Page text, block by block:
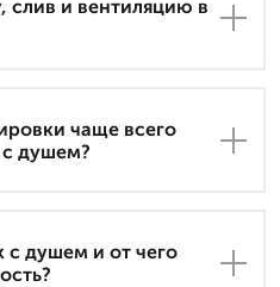
слив и вентиляцию в
чаще всего
душем?
с душем и от чего